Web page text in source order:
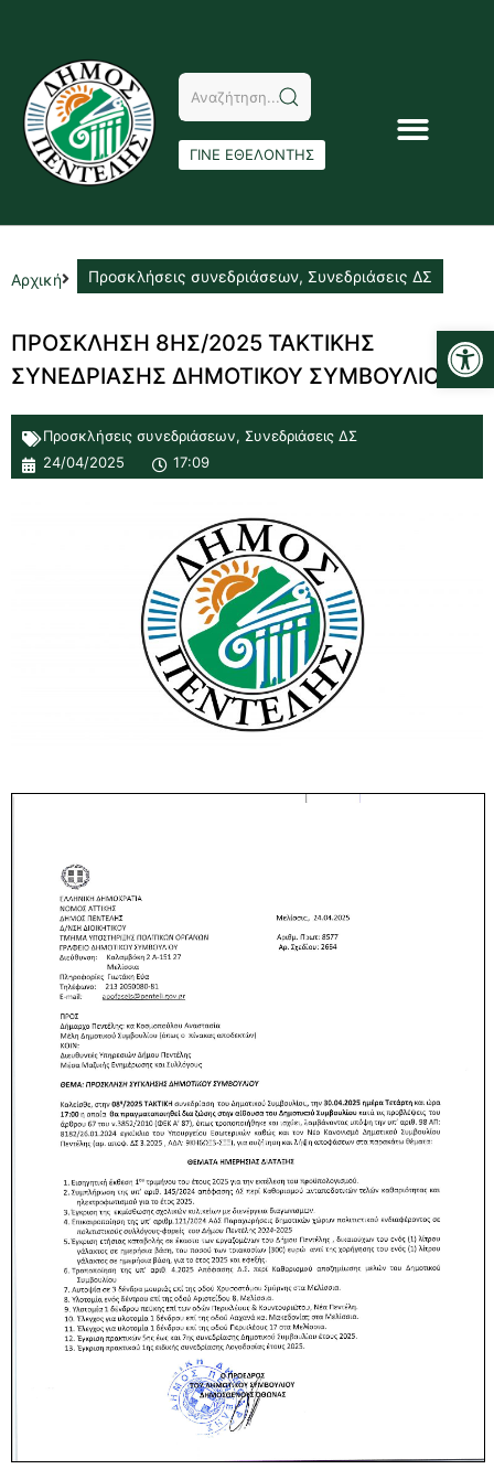
ΓΙΝΕ ΕΘΕΛΟΝΤΗΣ
Αρχική Προσκλήσεις συνεδριάσεων, Συνεδριάσεις ΔΣ
ΠΡΟΣΚΛΗΣΗ 8ΗΣ/2025 ΤΑΚΤΙΚΗΣ
ΣΥΝΕΔΡΙΑΣΗΣ ΔΗΜΟΤΙΚΟΥ ΣΥΜΒΟΥΛΙΟΥ
Προσκλήσεις συνεδριάσεων, Συνεδριάσεις ΔΣ
24/04/2025
17:09